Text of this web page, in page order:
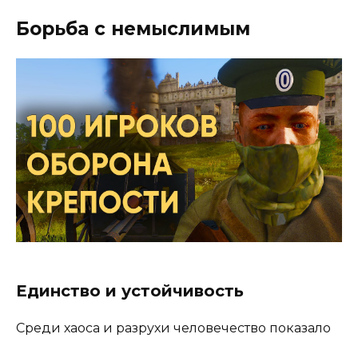
Борьба с немыслимым
Единство и устойчивость
Среди хаоса и разрухи человечество показало